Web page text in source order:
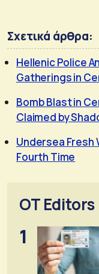
Σχετικά άρθρα:
Hellenic Police
Gatherings in
Bomb Blast in
Claimed by
Undersea
Fourth Time
OT Editors
1